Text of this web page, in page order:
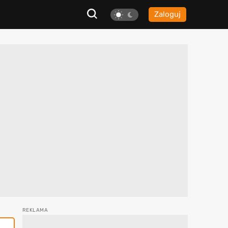
Zaloguj